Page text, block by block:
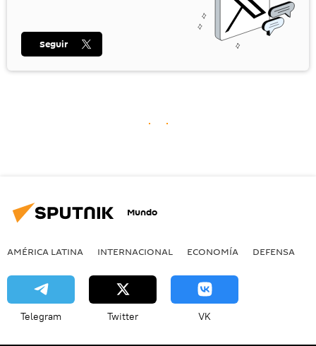
Seguir
Mundo
AMÉRICA LATINA INTERNACIONAL ECONOMÍA DEFENSA
Telegram Twitter VK